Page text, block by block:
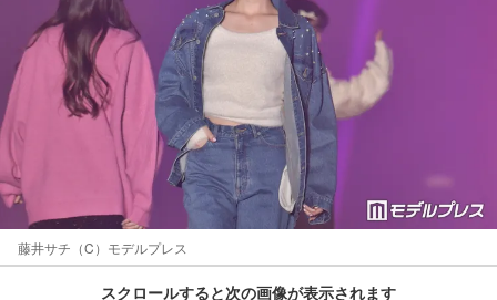
藤井サチ（C）モデルプレス
スクロールすると次の画像が表示されます